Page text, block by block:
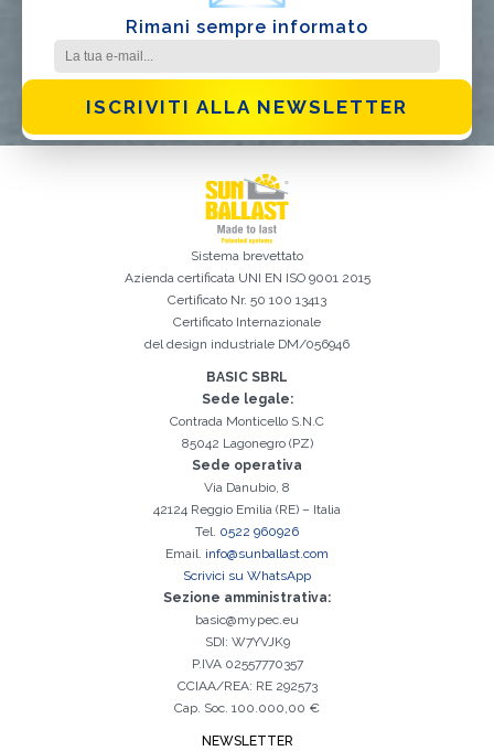
Rimani sempre informato
ISCRIVITI ALLA NEWSLETTER
Il campo Nome è obbligatorio
Il campo Cognome è obbligatorio
Il campo Azienda è obbligatorio
Il campo Città è obbligatorio
Il campo Telefono è obbligatorio
Il campo E-mail è obbligatorio
E-mail inserita non valida
È indispensabile accettare la Privacy Policy
Iscrizione effettuata con successo. Verificare la propria casella e-
Spiacenti, si è verificato il seguente errore:
Sistema brevettato
Azienda certificata UNI EN ISO 9001 2015
Certificato Nr. 50 100 13413
Certificato Internazionale
del design industriale DM/056946
BASIC SBRL
Sede legale:
Contrada Monticello S.N.C
85042 Lagonegro (PZ)
Sede operativa
Via Danubio, 8
42124 Reggio Emilia (RE) – Italia
Tel. 0522 960926
Email. info@sunballast.com
Scrivici su WhatsApp
Sezione amministrativa:
basic@mypec.eu
SDI: W7YVJK9
P.IVA 02557770357
CCIAA/REA: RE 292573
Cap. Soc. 100.000,00 €
NEWSLETTER